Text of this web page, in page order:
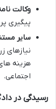
وکالت
پیگیری
سایر
نیازهای
هزینه
اجتماعی.
رسیدگی در